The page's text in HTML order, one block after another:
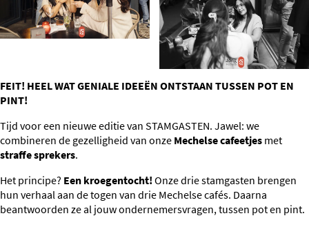
FEIT! HEEL WAT GENIALE IDEEËN ONTSTAAN TUSSEN POT EN
PINT!
Tijd voor een nieuwe editie van STAMGASTEN. Jawel: we
combineren de gezelligheid van onze Mechelse cafeetjes met
straffe sprekers.
Het principe? Een kroegentocht!Onze drie stamgasten brengen
hun verhaal aan de togen van drie Mechelse cafés. Daarna
beantwoorden ze al jouw ondernemersvragen, tussen pot en pint.